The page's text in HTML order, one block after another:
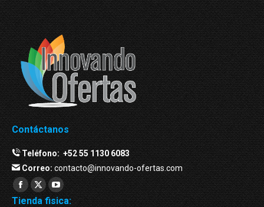
Contáctanos
Teléfono:+52 55 1130 6083
Correo:contacto@innovando-ofertas.com
Facebook
TwitterYouTube
Tienda fisica: